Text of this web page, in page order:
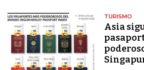
TURISMO
Asia